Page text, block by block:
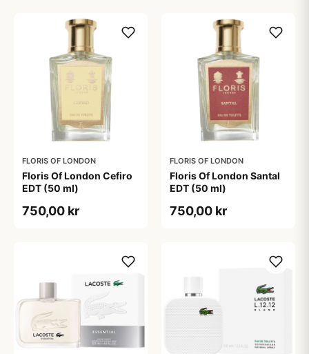
FLORIS OF LONDON
Floris Of London Cefiro
EDT (50 ml)
750,00 kr
FLORIS OF LONDON
Floris Of London Santal
EDT (50 ml)
750,00 kr